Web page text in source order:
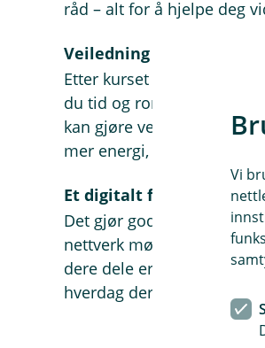
råd – alt for å hjelpe deg
Veiledning med
Etter kurset får du tilbud
du tid og rom til å snakke
kan gjøre veien tilbake til
mer energi, trygghet og
Et digitalt fellesskap
Det gjør godt å snakke
nettverk møter du andre
dere dele erfaringer,
hverdag der kreften ikke
Vi